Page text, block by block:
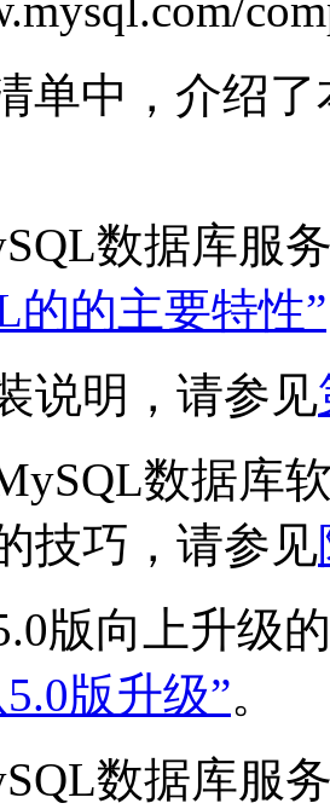
单中，介绍
数据库服
的的主要特性”
说明，请参见
数据库
技巧，请参见
版向上升级
版升级”。
数据库服